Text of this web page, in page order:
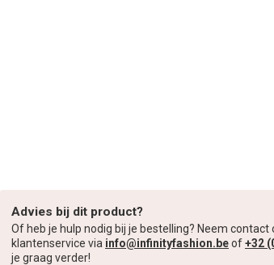
Advies bij dit product?
Of heb je hulp nodig bij je bestelling? Neem contact
klantenservice via info@infinityfashion.beof+32
je graag verder!